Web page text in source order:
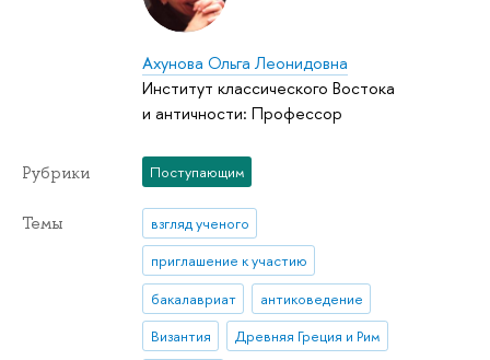
Ахунова Ольга Леонидовна
Институт классического Востока
и античности: Профессор
Рубрики Поступающим
Темы
взгляд ученого
приглашение к участию
бакалавриат
антиковедение
Византия
Древняя Греция и Рим